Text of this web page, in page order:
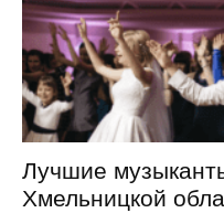
Лучшие
Хмельницкой